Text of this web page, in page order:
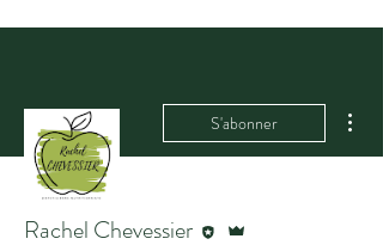
S'abonner
Rachel Chevessier